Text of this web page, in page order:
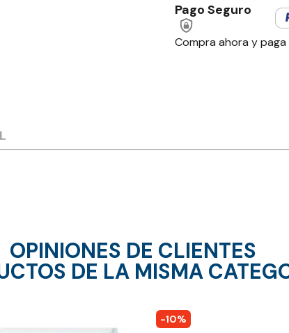
Pago Seguro
Compra ahora y
OPINIONES DE CLIENTES
DE LA MISMA
-10%